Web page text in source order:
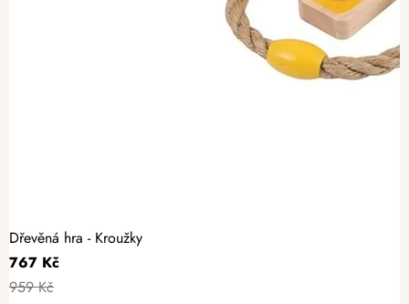
Dřevěná hra - Kroužky
767 Kč
959 Kč